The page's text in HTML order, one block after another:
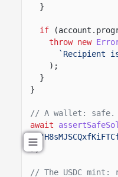
}
if
throw new
`Recipient
);
}
}
// A wallet: safe.
await
);
// The USDC mint: